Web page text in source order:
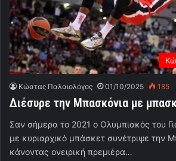
Κώστας Παλαιολόγος 01/10/2025 185
Διέσυρε την Μπασκόνια με
Σαν σήμερα το 2021 ο Ολυμπιακός του
με κυριαρχικό μπάσκετ συνέτριψε την
κάνοντας ονειρική πρεμιέρα…